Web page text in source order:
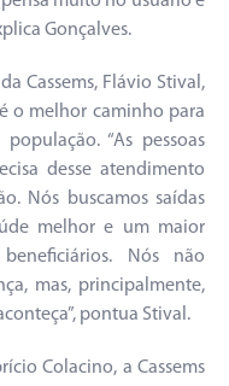
Gonçalves.
Cassems, Flávio Stival,
o melhor caminho para
“As pessoas
desse atendimento
Nós buscamos saídas
melhor e um maior
Nós não
mas, principalmente,
pontua Stival.
Colacino, a Cassems